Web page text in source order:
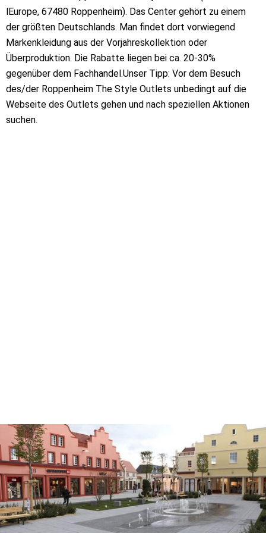
lEurope, 67480 Roppenheim). Das Center gehört zu einem
der größten Deutschlands. Man findet dort vorwiegend
Markenkleidung aus der Vorjahreskollektion oder
Überproduktion. Die Rabatte liegen bei ca. 20-30%
gegenüber dem Fachhandel.Unser Tipp: Vor dem Besuch
des/der Roppenheim The Style Outlets unbedingt auf die
Webseite des Outlets gehen und nach speziellen Aktionen
suchen.